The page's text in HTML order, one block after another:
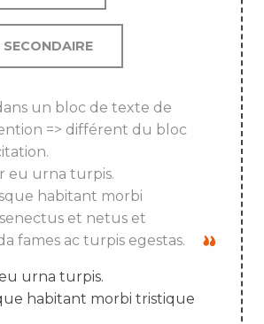
un bloc de texte de
=> différent du bloc
eu urna turpis.
habitant morbi
et netus et
fames ac turpis egestas.
urna turpis.
habitant morbi tristique